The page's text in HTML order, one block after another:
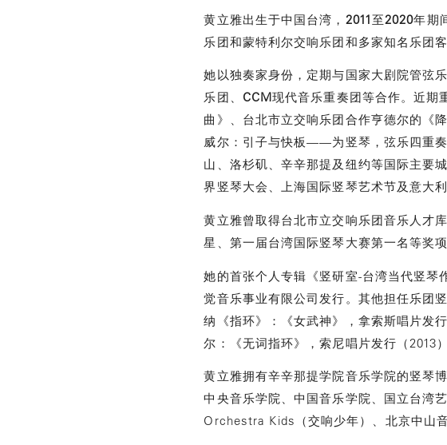
黄立雅出生于中国台湾， 2011至2020年期
乐团和蒙特利尔交响乐团和多家知名乐团客
她以独奏家身份，定期与国家大剧院管弦
乐团、 CCM现代音乐重奏团等合作。近期
曲》、台北市立交响乐团合作亨德尔的《降
威尔：引子与快板——为竖琴，弦乐四重
山、洛杉矶、辛辛那提及纽约等国际主要
界竖琴大会、上海国际竖琴艺术节及意大
黄立雅曾取得台北市立交响乐团音乐人才
星、第一届台湾国际竖琴大赛第一名等奖项
她的首张个人专辑《竖研室-台湾当代竖
觉音乐事业有限公司发行。其他担任乐团
纳《指环》：《女武神》，拿索斯唱片发
尔：《无词指环》，索尼唱片发行（2013）
黄立雅拥有辛辛那提学院音乐学院的竖琴
中央音乐学院、中国音乐学院、国立台湾
Orchestra Kids（交响少年）、北京中山